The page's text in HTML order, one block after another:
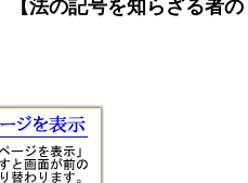
【法の記号を知らざる者の